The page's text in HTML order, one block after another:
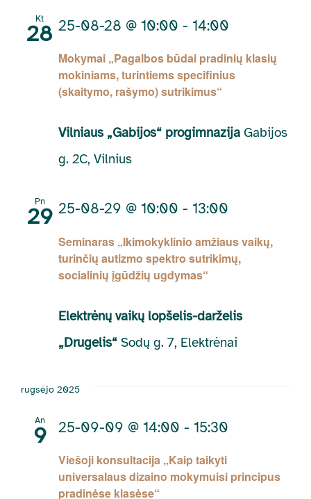
Kt
28
Mokymai „Pagalbos būdai pradinių klasių
mokiniams, turintiems specifinius
(skaitymo, rašymo) sutrikimus“
25-08-28 @ 10:00 - 14:00
Vilniaus „Gabijos“ progimnazija Gabijos
g. 2C, Vilnius
Pn
29
Seminaras „Ikimokyklinio amžiaus vaikų,
turinčių autizmo spektro sutrikimų,
socialinių įgūdžių ugdymas“
25-08-29 @ 10:00 - 13:00
Elektrėnų vaikų lopšelis-darželis
„Drugelis“ Sodų g. 7, Elektrėnai
rugsėjo 2025
An
9
Viešoji konsultacija „Kaip taikyti
universalaus dizaino mokymuisi principus
pradinėse klasėse“
25-09-09 @ 14:00 - 15:30